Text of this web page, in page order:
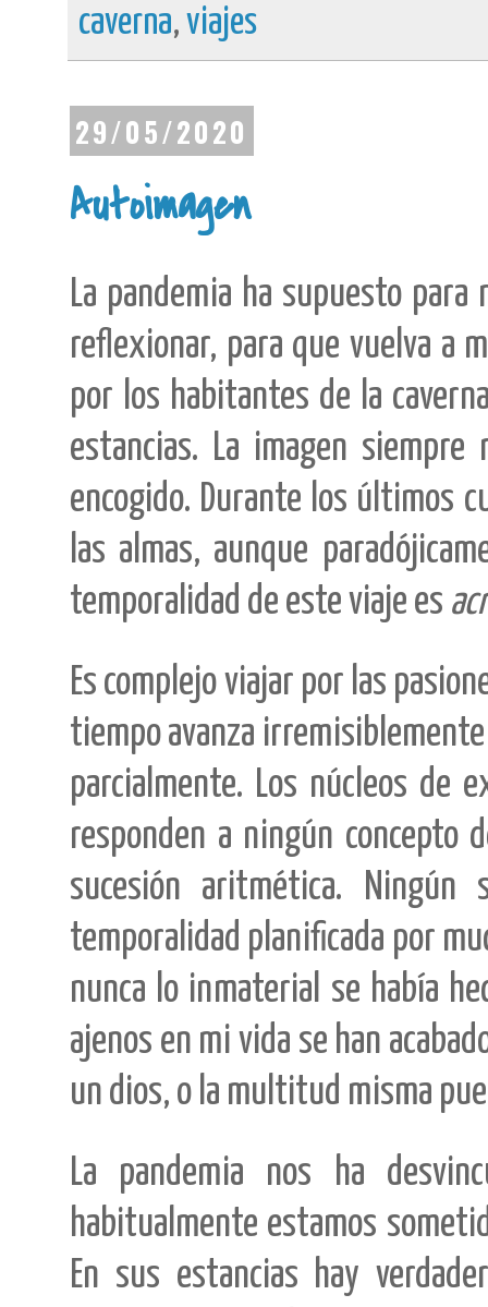
caverna, viajes
29/05/2020
Autoimagen
La pandemia ha supuesto
reflexionar, para que vuelva a
por los habitantes de la
estancias. La imagen
encogido. Durante los últimos
las almas, aunque
temporalidad de este viaje es
Es complejo viajar por las
tiempo avanza irremisiblemente
parcialmente. Los núcleos de
responden a ningún concepto
sucesión aritmética.
temporalidad planificada por
nunca lo inmaterial se había
ajenos en mi vida se han
un dios, o la multitud misma
La pandemia nos ha
habitualmente estamos
En sus estancias hay